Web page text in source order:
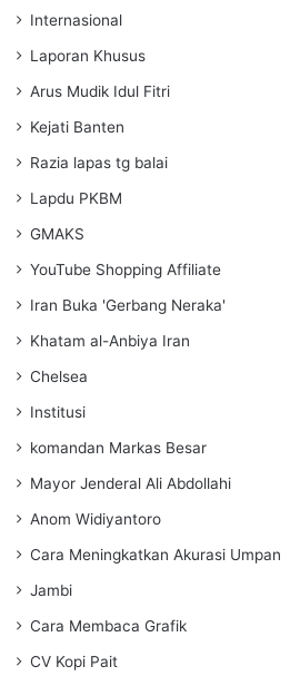
Internasional
Laporan Khusus
Arus Mudik Idul Fitri
Kejati Banten
Razia lapas tg balai
Lapdu PKBM
GMAKS
YouTube Shopping Affiliate
Iran Buka 'Gerbang Neraka'
Khatam al-Anbiya Iran
Chelsea
Institusi
komandan Markas Besar
Mayor Jenderal Ali Abdollahi
Anom Widiyantoro
Cara Meningkatkan Akurasi Umpan
Jambi
Cara Membaca Grafik
CV Kopi Pait